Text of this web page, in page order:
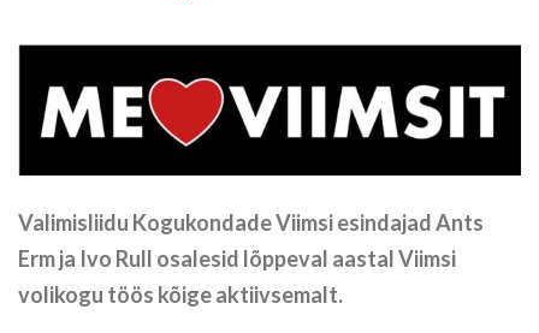
Valimisliidu Kogukondade Viimsi esindajad Ants
Erm ja Ivo Rull osalesid lõppeval aastal Viimsi
volikogu töös kõige aktiivsemalt.